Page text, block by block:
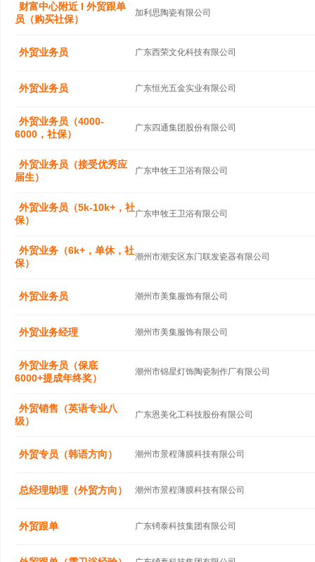
财富中心附近 I 外贸跟单
员（购买社保）
加利思陶瓷有限公司
外贸业务员 广东西荣文化科技有限公司
外贸业务员 广东恒光五金实业有限公司
外贸业务员（4000-
6000，社保）
广东四通集团股份有限公司
外贸业务员（接受优秀应
届生）
广东申牧王卫浴有限公司
外贸业务员（5k-10k+，社
保）
广东申牧王卫浴有限公司
外贸业务（6k+，单休，社
保）
潮州市潮安区东门联发瓷器有限公司
外贸业务员 潮州市美集服饰有限公司
外贸业务经理 潮州市美集服饰有限公司
外贸业务员（保底
6000+提成年终奖）
潮州市锦星灯饰陶瓷制作厂有限公司
外贸销售（英语专业八
级）
广东恩美化工科技股份有限公司
外贸专员（韩语方向） 潮州市景程薄膜科技有限公司
总经理助理（外贸方向） 潮州市景程薄膜科技有限公司
外贸跟单 广东锜泰科技集团有限公司